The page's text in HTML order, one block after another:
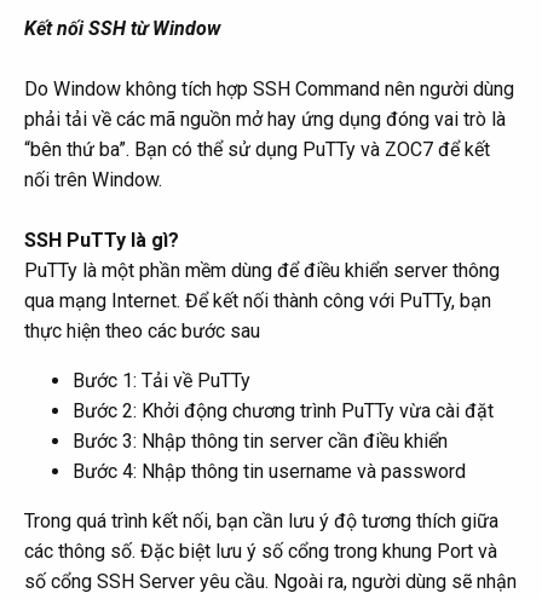
Kết nối SSH từ Window
Do Window không tích hợp SSH Command nên người dùng
phải tải về các mã nguồn mở hay ứng dụng đóng vai trò là
“bên thứ ba”. Bạn có thể sử dụng PuTTy và ZOC7 để kết
nối trên Window.
SSH PuTTy là gì?
PuTTy là một phần mềm dùng để điều khiển server thông
qua mạng Internet. Để kết nối thành công với PuTTy, bạn
thực hiện theo các bước sau
Bước 1: Tải về PuTTy
Bước 2: Khởi động chương trình PuTTy vừa cài đặt
Bước 3: Nhập thông tin server cần điều khiển
Bước 4: Nhập thông tin username và password
Trong quá trình kết nối, bạn cần lưu ý độ tương thích giữa
các thông số. Đặc biệt lưu ý số cổng trong khung Port và
số cổng SSH Server yêu cầu. Ngoài ra, người dùng sẽ nhận